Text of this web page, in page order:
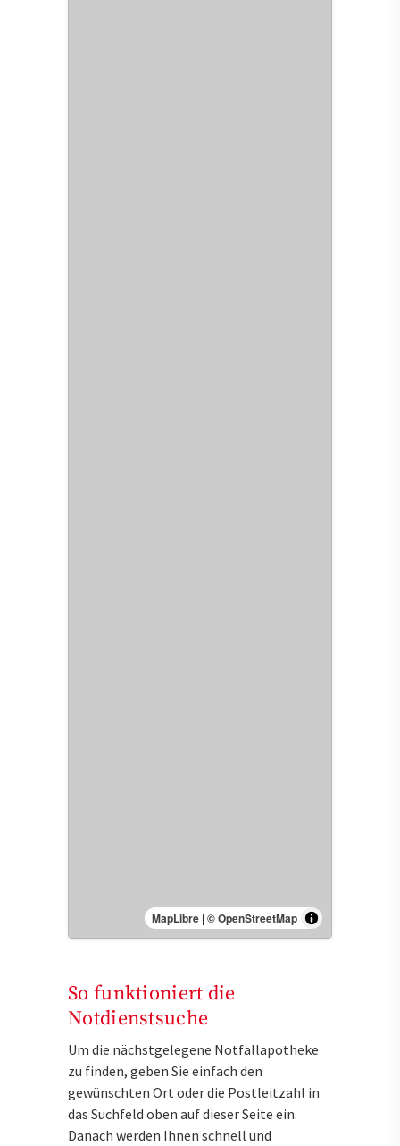
MapLibre | © OpenStreetMap
So funktioniert die
Notdienstsuche
Um die nächstgelegene Notfallapotheke
zu finden, geben Sie einfach den
gewünschten Ort oder die Postleitzahl in
das Suchfeld oben auf dieser Seite ein.
Danach werden Ihnen schnell und